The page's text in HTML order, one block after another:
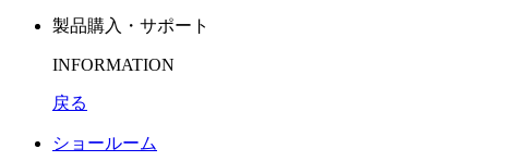
製品購入・サポート
INFORMATION
戻る
ショールーム